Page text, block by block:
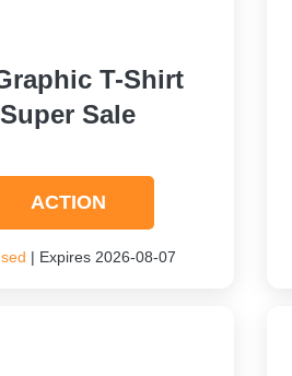
T-Shirt
Super Sale
ACTION
| Expires 2026-08-07